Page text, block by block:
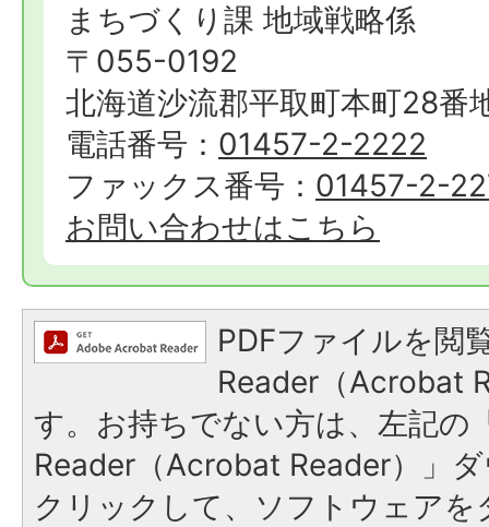
まちづくり課 地域戦略係
〒055-0192
北海道沙流郡平取町本町28番
電話番号： 01457-2-2222
ファックス番号： 01457-2-
お問い合わせはこちら
PDFファイルを閲
Reader（Acrobat
す。お持ちでない方は、左記の
Reader（Acrobat Reader）」
クリックして、ソフトウェア